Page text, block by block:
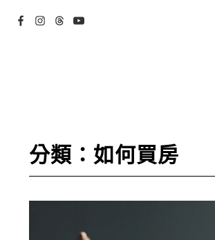
分類：如何買房